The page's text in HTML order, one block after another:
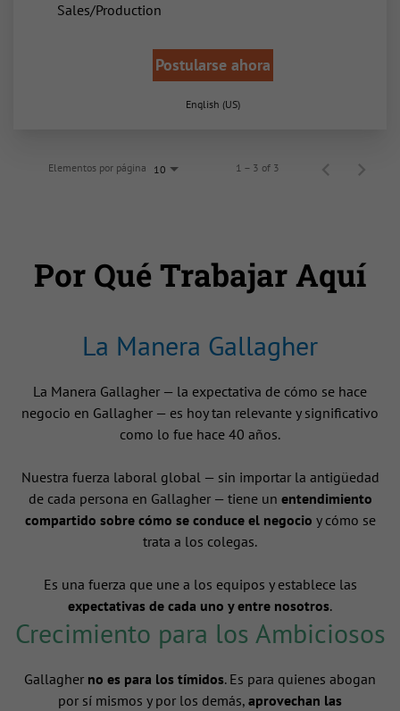
Sales/Production
Postularse ahora
English (US)
Elementos por página 10 1 – 3 of 3
Por Qué Trabajar Aquí
La Manera Gallagher
La Manera Gallagher — la expectativa de cómo se hace
negocio en Gallagher — es hoy tan relevante y significativo
como lo fue hace 40 años.
Nuestra fuerza laboral global — sin importar la antigüedad
de cada persona en Gallagher — tiene un entendimiento
compartido sobre cómo se conduce el negocio y cómo se
trata a los colegas.
Es una fuerza que une a los equipos y establece las
expectativas de cada uno y entre nosotros.
Crecimiento para los Ambiciosos
Gallagher no es para los tímidos. Es para quienes abogan
por sí mismos y por los demás, aprovechan las